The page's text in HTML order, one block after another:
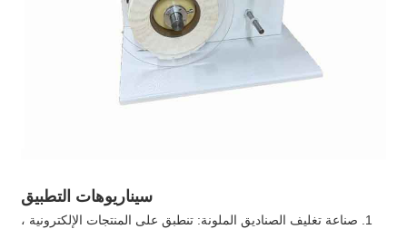
سيناريوهات التطبيق
1. صناعة تغليف الصناديق الملونة: تنطبق على المنتجات الإلكترونية ،